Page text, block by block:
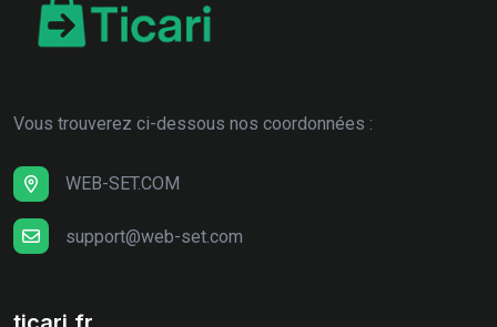
Vous trouverez ci-dessous nos coordonnées :
WEB-SET.COM
support@web-set.com